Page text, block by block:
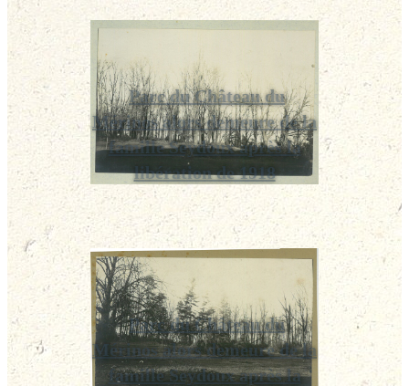
Parc du Château du
Mérinos alors demeure de la
famille Seydoux après la
libération de 1918
Parc du Château du
Mérinos alors demeure de la
famille Seydoux après la